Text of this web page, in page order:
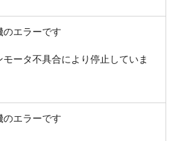
のエラーです
モータ不具合により停止していま
のエラーです